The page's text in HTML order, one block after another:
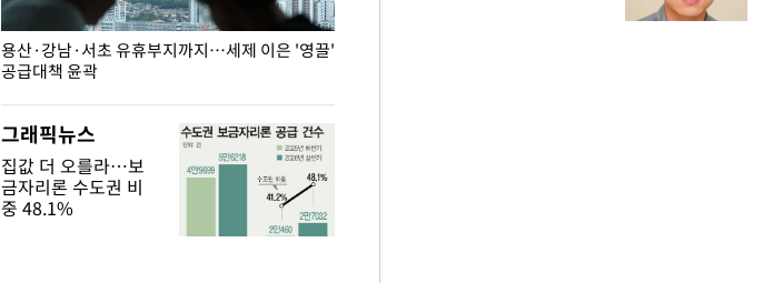
용산·강남·서초 유휴부지까지…세제 이은 '영끌'
공급대책 윤곽
그래픽뉴스
집값 더 오를라…보
금자리론 수도권 비
중 48.1%